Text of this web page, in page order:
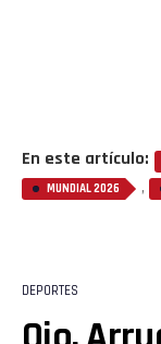
En este artículo:
MUNDIAL 2026 ,
DEPORTES